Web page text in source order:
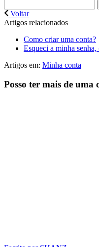
Voltar
Artigos relacionados
Como criar uma conta?
Esqueci a minha senha,
Artigos em: Minha conta
Posso ter mais de uma